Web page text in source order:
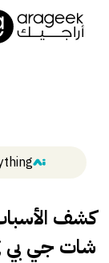
كشف
شات جي بي